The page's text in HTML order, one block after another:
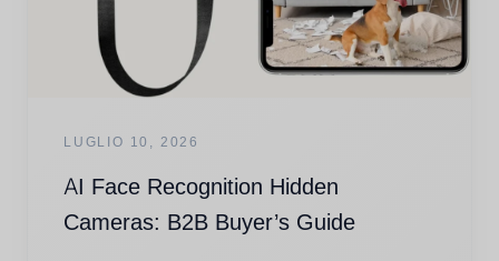
LUGLIO 10, 2026
AI Face Recognition Hidden
Cameras: B2B Buyer’s Guide